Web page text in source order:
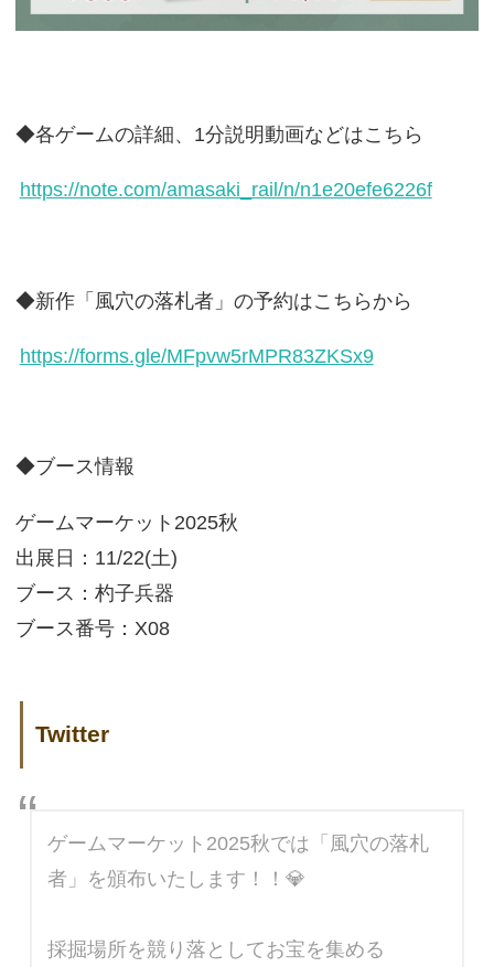
◆各ゲームの詳細、1分説明動画などはこちら
https://note.com/amasaki_rail/n/n1e20efe6226f
◆新作「風穴の落札者」の予約はこちらから
https://forms.gle/MFpvw5rMPR83ZKSx9
◆ブース情報
ゲームマーケット2025秋
出展日：11/22(土)
ブース：杓子兵器
ブース番号：X08
Twitter
ゲームマーケット2025秋では「風穴の落札
者」を頒布いたします！！💎
採掘場所を競り落としてお宝を集める